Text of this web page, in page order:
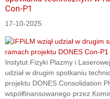
Con-P1
17-10-2025
Instytut Fizyki Plazmy i
udział w drugim spotkaniu
projektu DONES Consolidation
współfinansowanego przez